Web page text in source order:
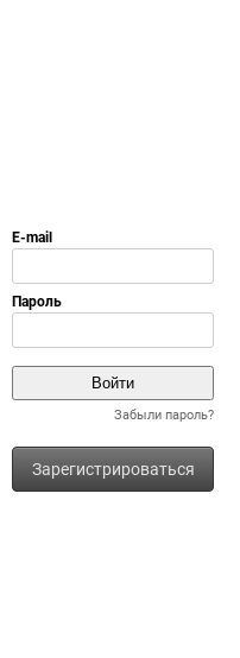
Забыли пароль?
Зарегистрироваться